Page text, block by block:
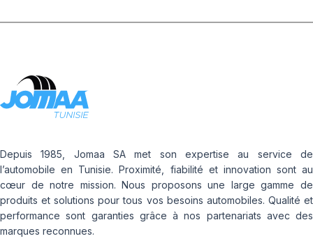
Depuis 1985, Jomaa SA met son expertise au service de
l’automobile en Tunisie. Proximité, fiabilité et innovation sont au
cœur de notre mission. Nous proposons une large gamme de
produits et solutions pour tous vos besoins automobiles. Qualité et
performance sont garanties grâce à nos partenariats avec des
marques reconnues.